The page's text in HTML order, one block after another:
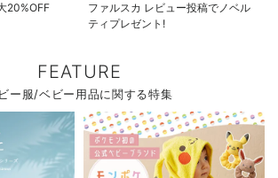
20%OFF
ファルスカ レビュー投稿でノベル
ティプレゼント!
FEATURE
ー服/ベビー用品に関する特集